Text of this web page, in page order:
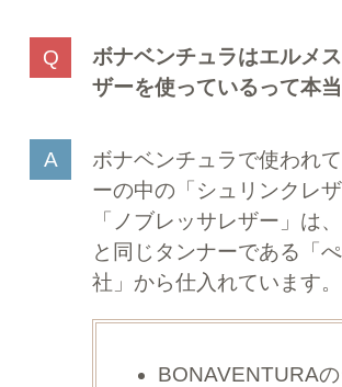
ボナベンチュラはエルメ
ザーを使っているって本当
ボナベンチュラで使われ
ーの中の「シュリンクレ
「ノブレッサレザー」は
と同じタンナーである「
社」から仕入れています。
BONAVENTURAの